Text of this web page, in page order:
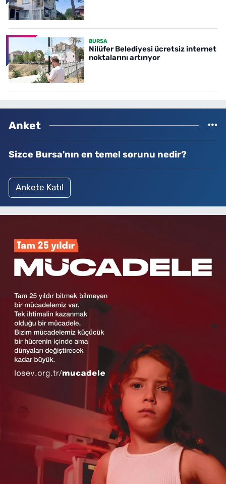
BURSA
Nilüfer Belediyesi ücretsiz internet
noktalarını artırıyor
Anket
Sizce Bursa'nın en temel sorunu nedir?
Ankete Katıl